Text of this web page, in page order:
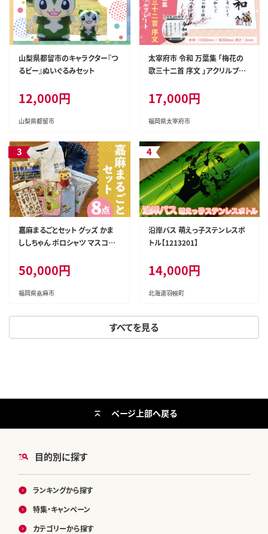
すべてを見る
山梨県都留市のキャラクター『つ
るビー』ぬいぐるみセット
12,000円
山梨県都留市
太宰府市 令和 万葉集 「梅花の
歌三十二首 序文 」アクリルプレ
17,000円
福岡県太宰府市
嘉麻まるごとセット グッズ かま
ししちゃん ポロシャツ マスコッ
50,000円
福岡県嘉麻市
沿岸バス 萌えっ子ステンレスボ
トル【1213201】
14,000円
北海道羽幌町
目的別に探す
ランキングから探す
特集・キャンペーン
カテゴリーから探す
ページ上部へ戻る